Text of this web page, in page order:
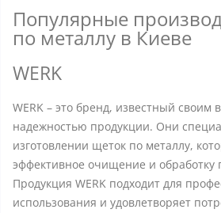
Популярные
по металлу в Киеве
WERK
WERK – это бренд, известный своим
надежностью продукции. Они
изготовлении щеток по металлу,
эффективное очищение и обработку
Продукция WERK подходит для
использования и удовлетворяет